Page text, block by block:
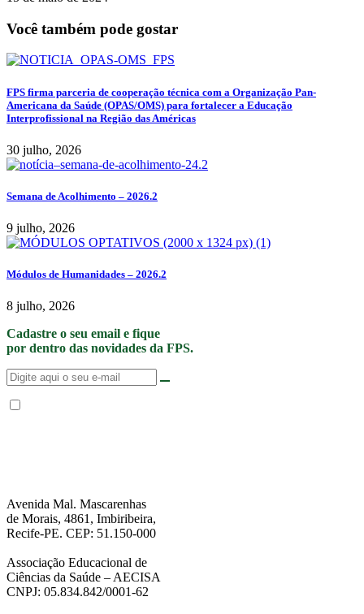
Você também pode gostar
FPS firma parceria de cooperação técnica com a Organização Pan-
Americana da Saúde (OPAS/OMS) para fortalecer a Educação
Interprofissional na Região das Américas
30 julho, 2026
Semana de Acolhimento – 2026.2
9 julho, 2026
Módulos de Humanidades – 2026.2
8 julho, 2026
Cadastre o seu email e fique
por dentro das novidades da FPS.
Avenida Mal. Mascarenhas
de Morais, 4861, Imbiribeira,
Recife-PE. CEP: 51.150-000
Associação Educacional de
Ciências da Saúde – AECISA
CNPJ: 05.834.842/0001-62